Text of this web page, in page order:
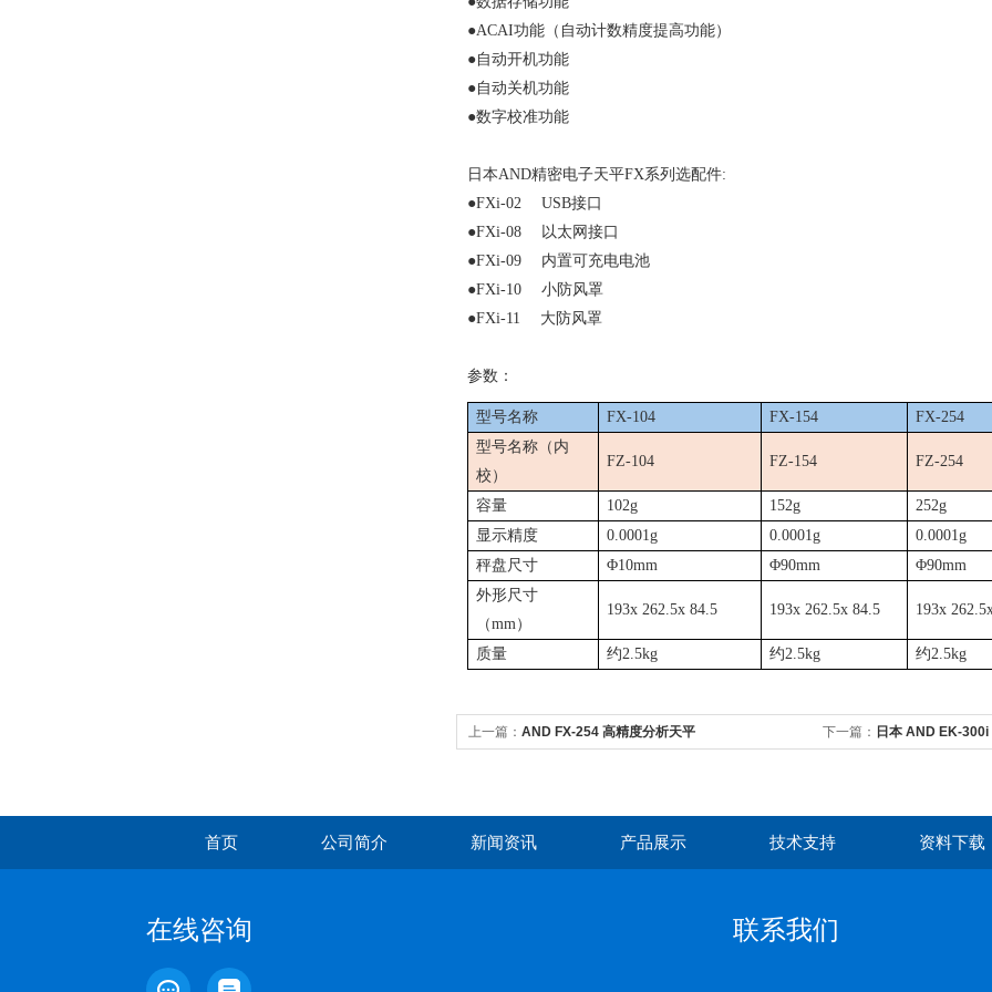
●ACAI功能（自动计数精度提高功能）
●自动开机功能
●自动关机功能
●数字校准功能
日本AND精密电子天平FX系列选配件:
●FXi-02
USB接口
●FXi-08
以太网接口
●FXi-09
内置可充电电池
●FXi-10
小防风罩
●FXi-11
大防风罩
参数：
型号名称 FX-104 FX-154 FX-254
型号名称（内
校）
FZ-104 FZ-154 FZ-254
容量 102g 152g 252g
显示精度
0.0001g 0.0001g 0.0001g
秤盘尺寸
Φ10mm Φ90mm Φ90mm
外形尺寸
（mm）
193x 262.5x 84.5 193x 262.5x 84.5 193x
质量 约2.5kg 约2.5kg 约2.5kg
上一篇： AND FX-254 高精度分析天平 下一篇： 日本 AND EK-300i
首页 公司简介 新闻资讯 产品展示 技术支持 资料下载
在线咨询 联系我们